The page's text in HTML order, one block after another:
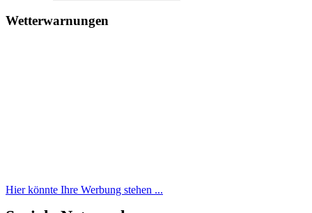
Wetterwarnungen
Hier könnte Ihre Werbung stehen ...